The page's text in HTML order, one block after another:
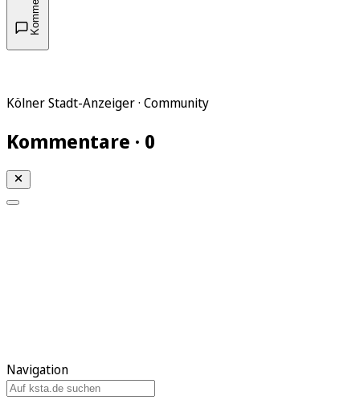
Kölner Stadt-Anzeiger · Community
Kommentare · 0
Navigation